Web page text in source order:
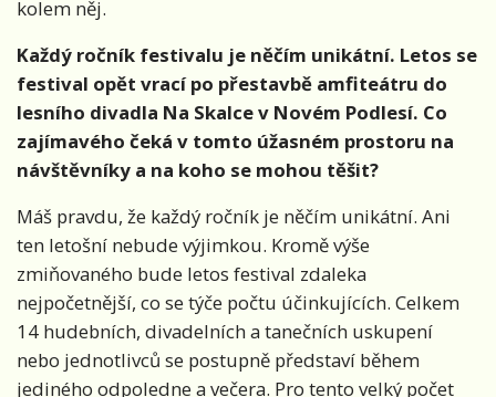
kolem něj.
Každý ročník festivalu je něčím unikátní. Letos se
festival opět vrací po přestavbě amfiteátru do
lesního divadla Na Skalce v Novém Podlesí. Co
zajímavého čeká v tomto úžasném prostoru na
návštěvníky a na koho se mohou těšit?
Máš pravdu, že každý ročník je něčím unikátní. Ani
ten letošní nebude výjimkou. Kromě výše
zmiňovaného bude letos festival zdaleka
nejpočetnější, co se týče počtu účinkujících. Celkem
14 hudebních, divadelních a tanečních uskupení
nebo jednotlivců se postupně představí během
jediného odpoledne a večera. Pro tento velký počet